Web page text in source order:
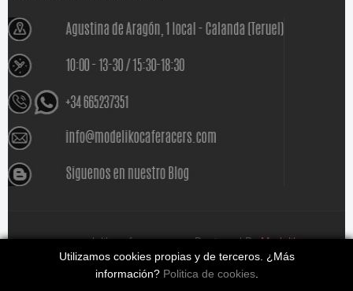
Utilizamos cookies propias y de terceros. ¿Más
información? Politica de cookies.
www.modelikocaferacers.com Designed By Modeliko